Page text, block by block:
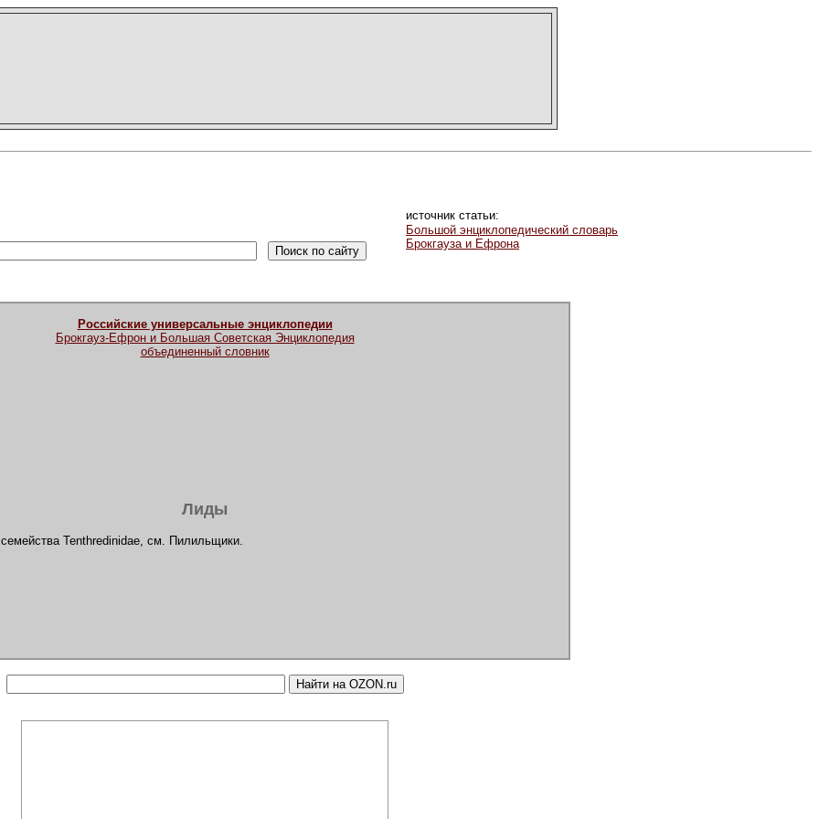
источник статьи:
Большой энциклопедический словарь
Брокгауза и Ефрона
Российские универсальные энциклопедии
Брокгауз-Ефрон и Большая Советская Энциклопедия
объединенный словник
Лиды
Tenthredinidae, см. Пилильщики.